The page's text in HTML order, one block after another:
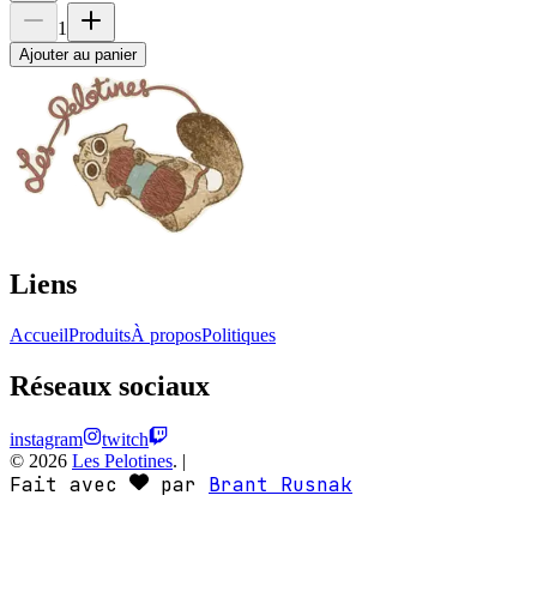
1
Ajouter au panier
Liens
AccueilProduitsÀ proposPolitiques
Réseaux sociaux
instagram
twitch
© 2026 Les Pelotines. |
Fait avec par Brant Rusnak